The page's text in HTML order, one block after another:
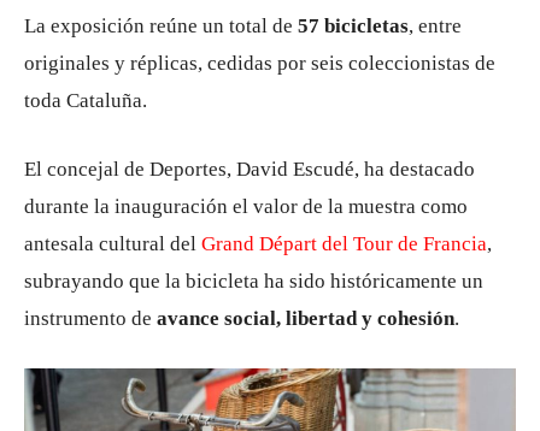
La exposición reúne un total de 57 bicicletas, entre
originales y réplicas, cedidas por seis coleccionistas de
toda Cataluña.
El concejal de Deportes, David Escudé, ha destacado
durante la inauguración el valor de la muestra como
antesala cultural del Grand Départ del Tour de Francia,
subrayando que la bicicleta ha sido históricamente un
instrumento de avance social, libertad y cohesión.